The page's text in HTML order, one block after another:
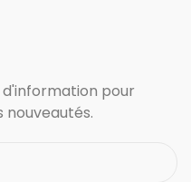
pour